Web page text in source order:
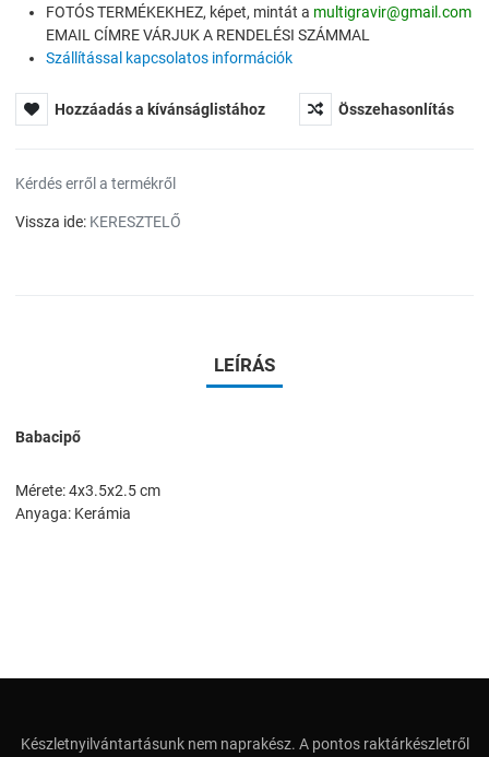
FOTÓS TERMÉKEKHEZ, képet, mintát a multigravir@gmail.com
EMAIL CÍMRE VÁRJUK A RENDELÉSI SZÁMMAL
Szállítással kapcsolatos információk
Hozzáadás a kívánságlistához Összehasonlítás
Kérdés erről a termékről
Vissza ide: KERESZTELŐ
LEÍRÁS
Babacipő
Mérete: 4x3.5x2.5 cm
Anyaga: Kerámia
Készletnyilvántartásunk nem naprakész. A pontos raktárkészletről